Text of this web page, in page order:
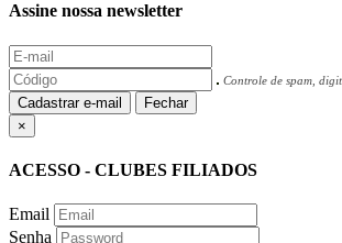
Assine nossa newsletter
Controle de spam,
Cadastrar e-mail
Fechar
×
ACESSO - CLUBES FILIADOS
Email
Senha